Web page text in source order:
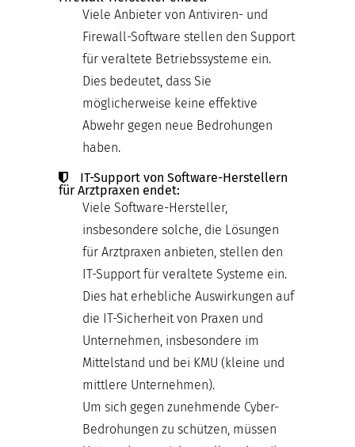
Viele Anbieter von Antiviren- und
Firewall-Software stellen den Support
für veraltete Betriebssysteme ein.
Dies bedeutet, dass Sie
möglicherweise keine effektive
Abwehr gegen neue Bedrohungen
haben.
IT-Support von Software-Herstellern
für Arztpraxen endet:
Viele Software-Hersteller,
insbesondere solche, die Lösungen
für Arztpraxen anbieten, stellen den
IT-Support für veraltete Systeme ein.
Dies hat erhebliche Auswirkungen auf
die IT-Sicherheit von Praxen und
Unternehmen, insbesondere im
Mittelstand und bei KMU (kleine und
mittlere Unternehmen).
Um sich gegen zunehmende Cyber-
Bedrohungen zu schützen, müssen